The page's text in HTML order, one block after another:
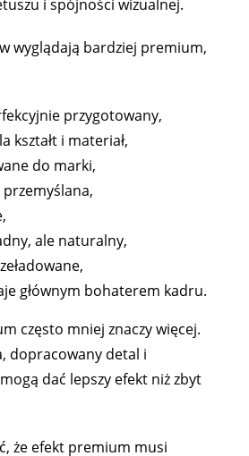
i spójności wizualnej.
wyglądają bardziej premium,
przygotowany,
kształt i materiał,
do marki,
ale naturalny,
głównym bohaterem kadru.
często mniej znaczy więcej.
dopracowany detal i
dać lepszy efekt niż zbyt
że efekt premium musi